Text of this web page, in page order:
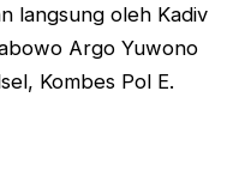
langsung oleh Kadiv
Argo Yuwono
Kombes Pol E.